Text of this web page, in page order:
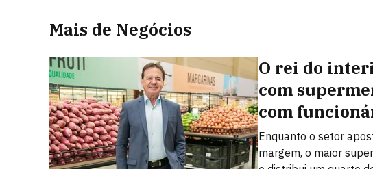
Mais de Negócios
O rei do
com
com
Enquanto o setor
margem, o maior